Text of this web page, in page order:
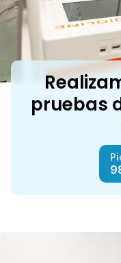
pruebas